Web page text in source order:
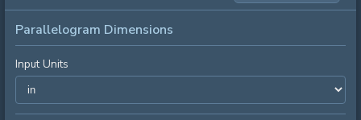
其他工具
Parallelogram Dimensions
Input Units